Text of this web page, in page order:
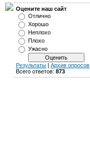
Оцените наш сайт
Отлично
Хорошо
Неплохо
Плохо
Ужасно
Результаты | Архив опросов
Всего ответов: 873